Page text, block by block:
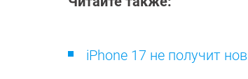
iPhone 17 не получит